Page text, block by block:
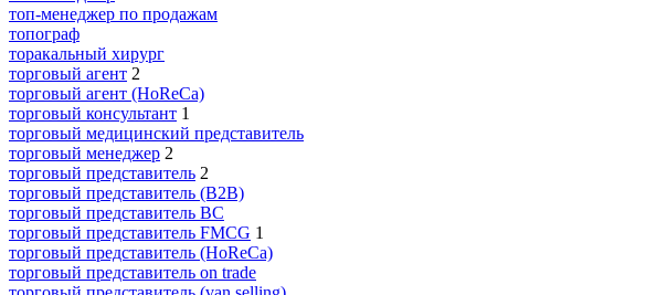
топ-менеджер по продажам
топограф
торакальный хирург
торговый агент 2
торговый агент (HoReCa)
торговый консультант 1
торговый медицинский представитель
торговый менеджер 2
торговый представитель 2
торговый представитель (B2B)
торговый представитель BC
торговый представитель FMCG 1
торговый представитель (HoReCa)
торговый представитель on trade